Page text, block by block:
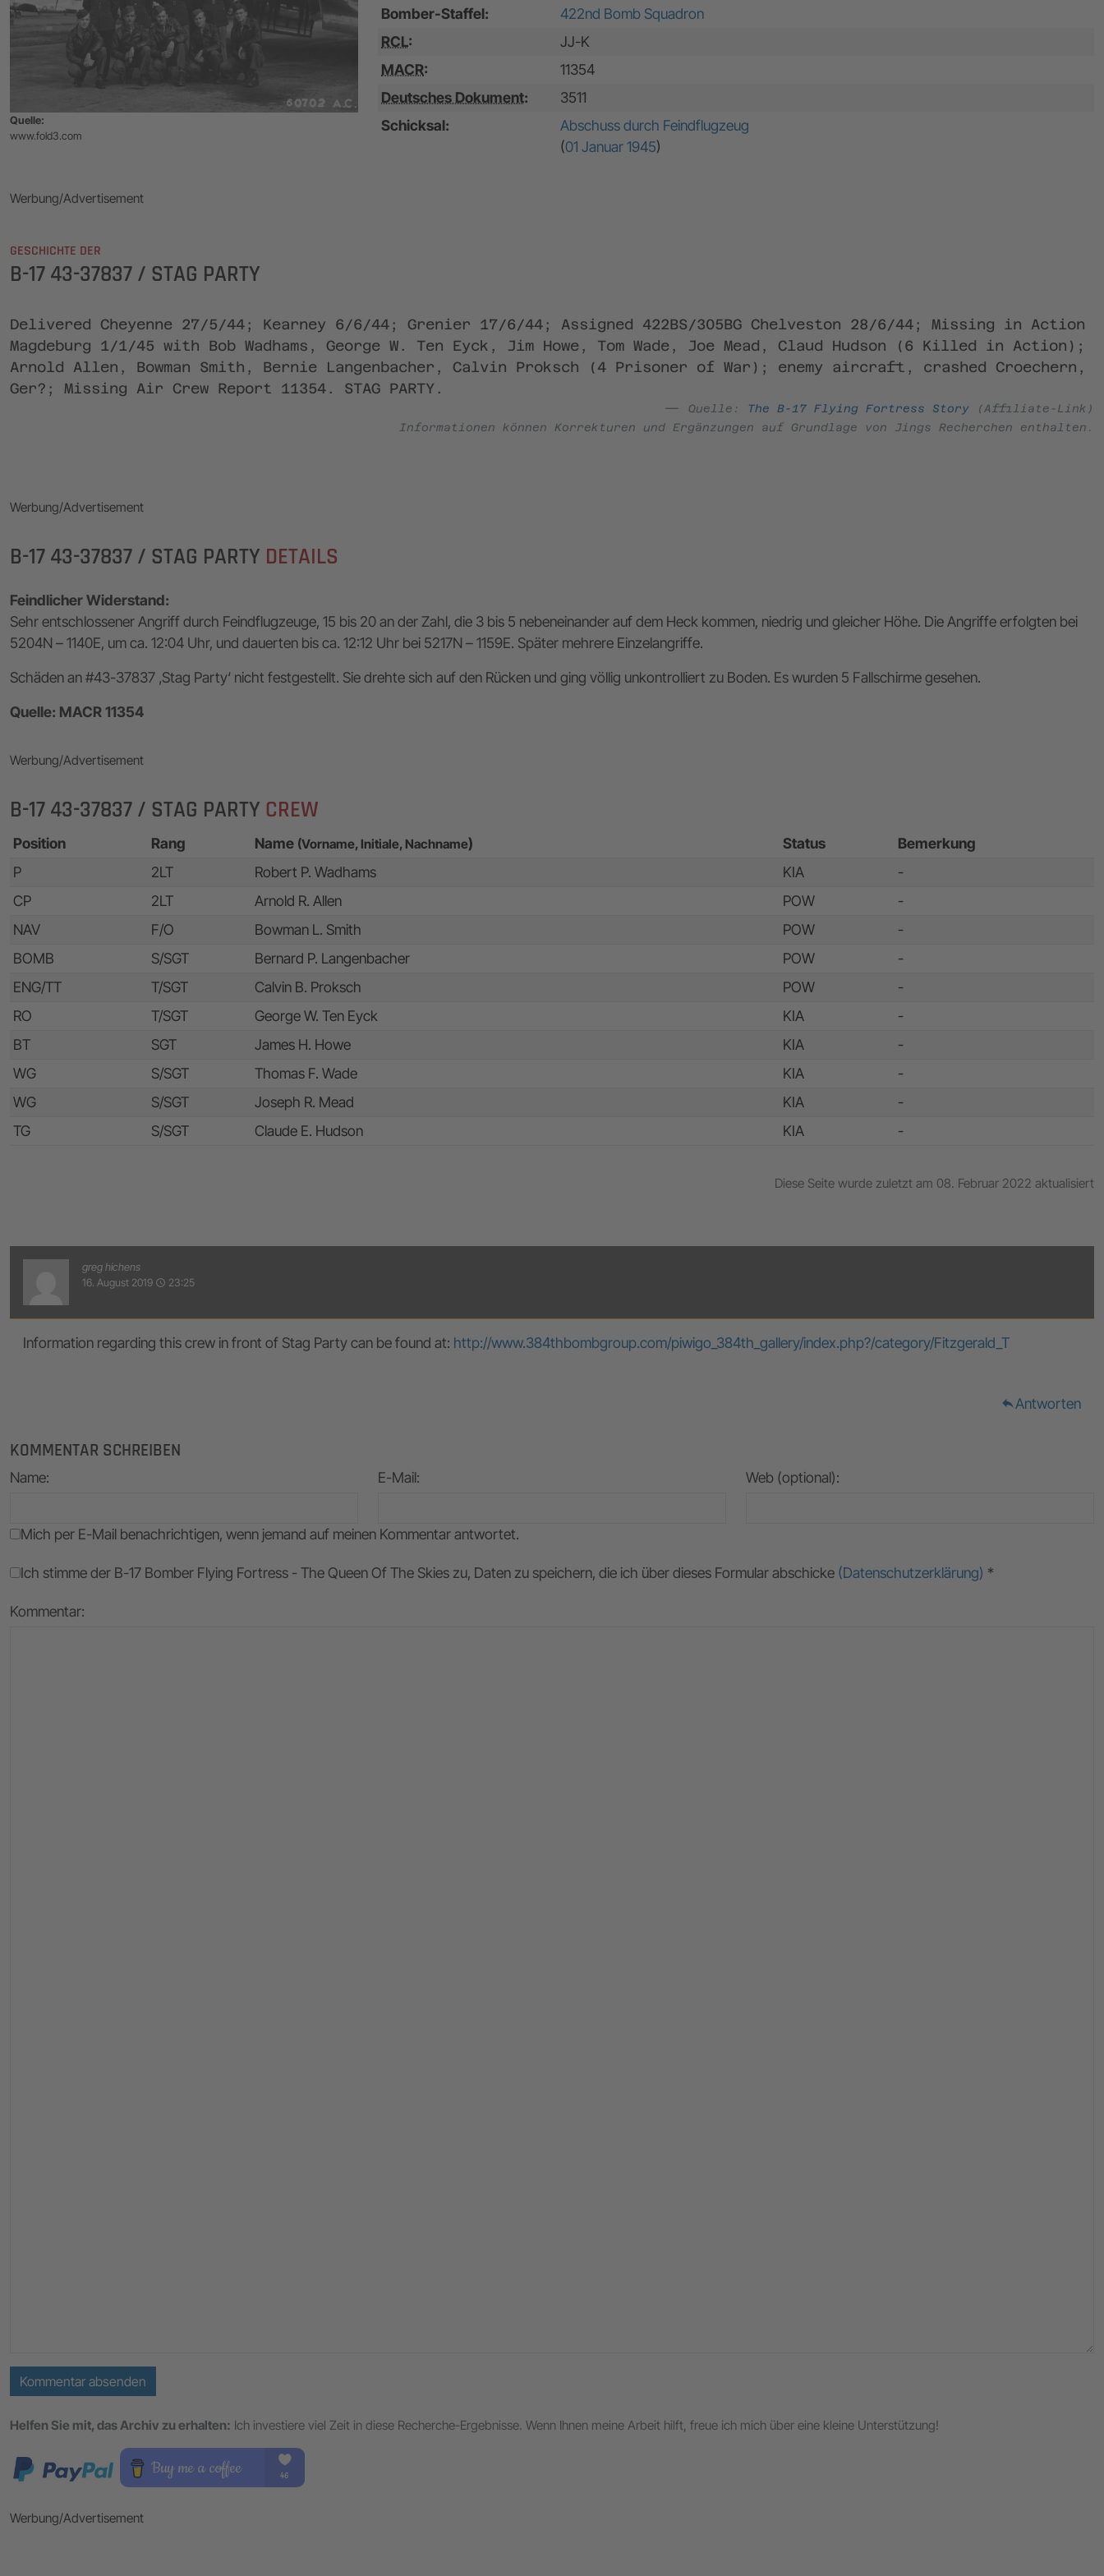
Quelle:
www.fold3.com
Bomber-Staffel:
422nd Bomb Squadron
RCL:
JJ-K
MACR:
11354
Deutsches Dokument:
3511
Schicksal:
Abschuss durch Feindflugzeug
(01 Januar 1945)
Werbung/Advertisement
GESCHICHTE DER
B-17 43-37837 / STAG PARTY
Delivered Cheyenne 27/5/44; Kearney 6/6/44; Grenier 17/6/44; Assigned 422BS/305BG Chelveston 28/6/44; Missing in Action
Magdeburg 1/1/45 with Bob Wadhams, George W. Ten Eyck, Jim Howe, Tom Wade, Joe Mead, Claud Hudson (6 Killed in Action);
Arnold Allen, Bowman Smith, Bernie Langenbacher, Calvin Proksch (4 Prisoner of War); enemy aircraft, crashed Croechern,
Ger?; Missing Air Crew Report 11354. STAG PARTY.
Quelle: The B-17 Flying Fortress Story (Affiliate-Link)
Informationen können Korrekturen und Ergänzungen auf Grundlage von Jings Recherchen enthalten.
Werbung/Advertisement
B-17 43-37837 / STAG PARTY DETAILS
Feindlicher Widerstand:
Sehr entschlossener Angriff durch Feindflugzeuge, 15 bis 20 an der Zahl, die 3 bis 5 nebeneinander auf dem Heck kommen, niedrig und gleicher Höhe. Die Angriffe erfolgten bei
5204N – 1140E, um ca. 12:04 Uhr, und dauerten bis ca. 12:12 Uhr bei 5217N – 1159E. Später mehrere Einzelangriffe.
Schäden an #43-37837 ‚Stag Party‘ nicht festgestellt. Sie drehte sich auf den Rücken und ging völlig unkontrolliert zu Boden. Es wurden 5 Fallschirme gesehen.
Quelle: MACR 11354
Werbung/Advertisement
B-17 43-37837 / STAG PARTY CREW
Position Rang Name (Vorname, Initiale, Nachname) Status
Bemerkung
P
2LT Robert P. Wadhams KIA
-
CP
2LT Arnold R. Allen POW
-
NAV
F/O Bowman L. Smith POW
-
BOMB
S/SGT Bernard P. Langenbacher POW
-
ENG/TT
T/SGT Calvin B. Proksch POW
-
RO
T/SGT George W. Ten Eyck KIA
-
BT
SGT James H. Howe KIA
-
WG
S/SGT Thomas F. Wade KIA
-
WG
S/SGT Joseph R. Mead KIA
-
TG
S/SGT Claude E. Hudson KIA -
Diese Seite wurde zuletzt am 08. Februar 2022 aktualisiert
greg hichens
16. August 2019 access_time 23:25
Information regarding this crew in front of Stag Party can be found at: http://www.384thbombgroup.com/piwigo_384th_gallery/index.php?/category/Fitzgerald_T
replyAntworten
KOMMENTAR SCHREIBEN
Name: E-Mail: Web (optional):
Mich per E-Mail benachrichtigen, wenn jemand auf meinen Kommentar antwortet.
Ich stimme der B-17 Bomber Flying Fortress - The Queen Of The Skies zu, Daten zu speichern, die ich über dieses Formular abschicke (Datenschutzerklärung) *
Kommentar:
Kommentar absenden
Helfen Sie mit, das Archiv zu erhalten: Ich investiere viel Zeit in diese Recherche-Ergebnisse. Wenn Ihnen meine Arbeit hilft, freue ich mich über eine kleine Unterstützung!
Werbung/Advertisement